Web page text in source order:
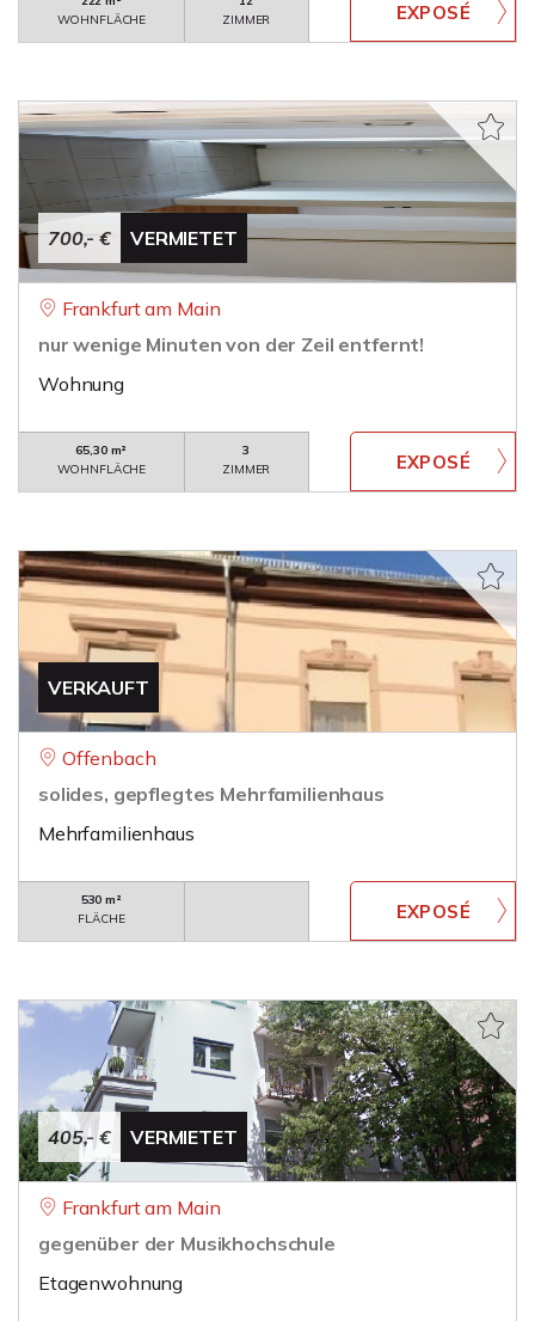
WOHNFLÄCHE
ZIMMER
700,- € VERMIETET
Frankfurt am Main
nur wenige Minuten von der Zeil entfernt!
Wohnung
65,30 m²
WOHNFLÄCHE
3
ZIMMER
VERKAUFT
Offenbach
solides, gepflegtes Mehrfamilienhaus
Mehrfamilienhaus
530 m²
FLÄCHE
405,- € VERMIETET
Frankfurt am Main
gegenüber der Musikhochschule
Etagenwohnung